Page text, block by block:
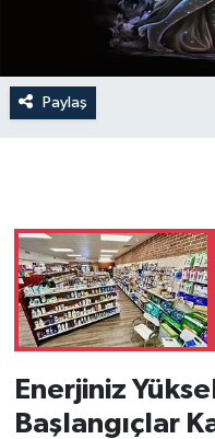
Paylaş
Enerjiniz
Başlangıçlar